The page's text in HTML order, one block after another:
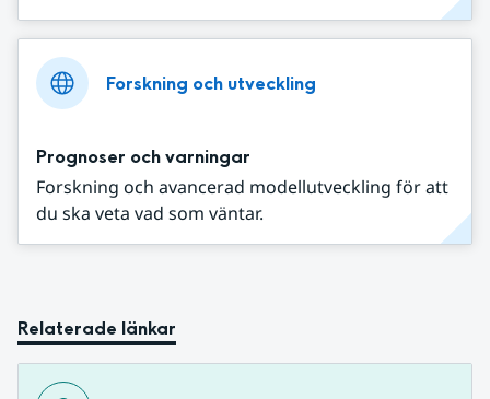
Forskning och utveckling
Prognoser och varningar
Forskning och avancerad modellutveckling för att
du ska veta vad som väntar.
Relaterade länkar